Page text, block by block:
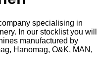
specialising in
In our stocklist you will
manufactured by
Hanomag, O&K, MAN,